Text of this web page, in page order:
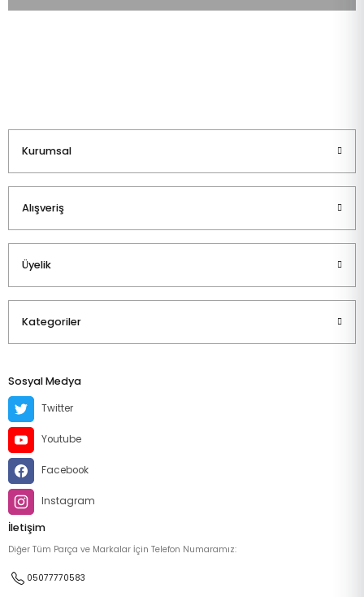
Kurumsal
Alışveriş
Üyelik
Kategoriler
Sosyal Medya
Twitter
Youtube
Facebook
Instagram
İletişim
Diğer Tüm Parça ve Markalar İçin Telefon Numaramız:
05077770583